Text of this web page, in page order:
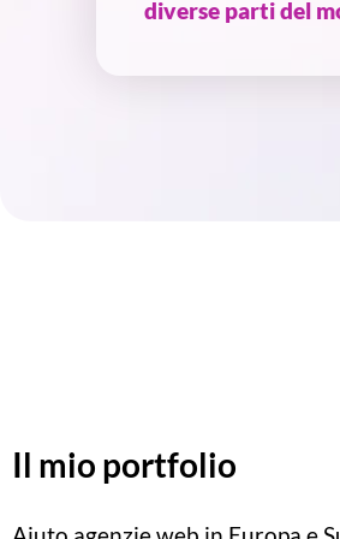
diverse parti del
Il mio portfolio